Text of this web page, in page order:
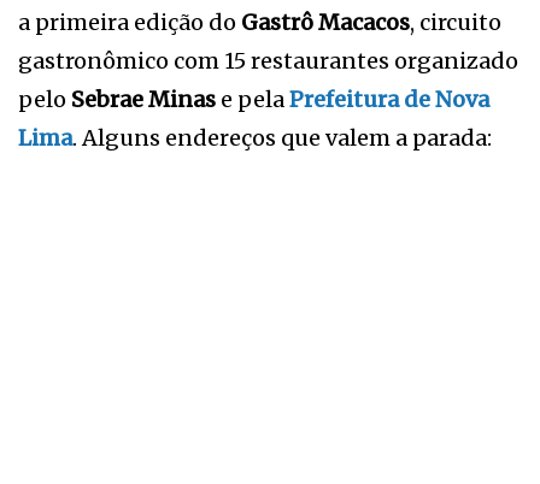
a primeira edição do Gastrô Macacos, circuito
gastronômico com 15 restaurantes organizado
pelo Sebrae Minas e pelaPrefeitura de Nova
Lima. Alguns endereços que valem a parada: